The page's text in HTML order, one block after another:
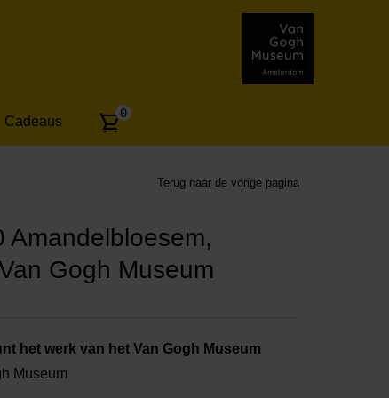
Cadeaus
Aantal
0
Terug naar de vorige pagina
Amandelbloesem,
Gogh Museum
het werk van het Van Gogh Museum
Museum